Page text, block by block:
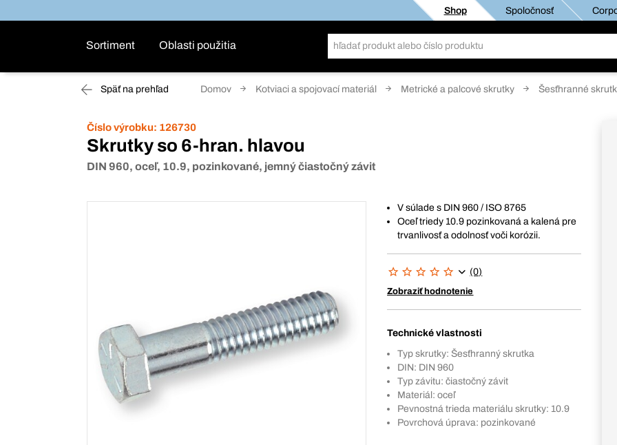
Shop Spoločnosť
Sortiment Oblasti použitia
Späť na prehľad Domov Kotviaci a spojovací materiál Metrické a palcové skrutky Šesťhranné
Číslo výrobku: 126730
Skrutky so 6-hran. hlavou
DIN 960, oceľ, 10.9, pozinkované, jemný čiastočný závit
V súlade s DIN 960 / ISO 8765
Oceľ triedy 10.9 pozinkovaná a kalená pre
trvanlivosť a odolnosť voči korózii.
(0)
Zobraziť hodnotenie
Technické vlastnosti
Typ skrutky: Šesťhranný skrutka
DIN: DIN 960
Typ závitu: čiastočný závit
Materiál: oceľ
Pevnostná trieda materiálu skrutky: 10.9
Povrchová úprava: pozinkované